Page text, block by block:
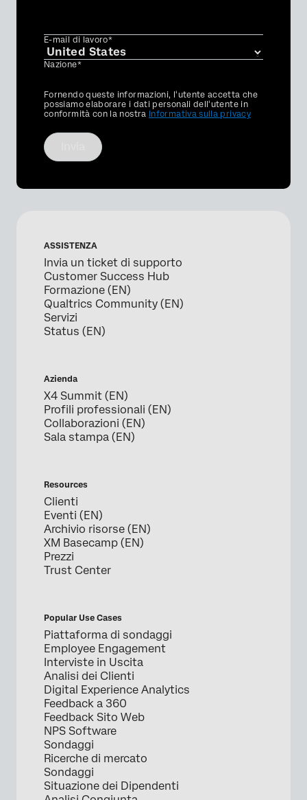
E-mail di lavoro*
Nazione*
Privacy
Optin
Fornendo queste informazioni, l'utente accetta che
possiamo elaborare i dati personali dell'utente in
conformità con la nostra Informativa sulla privacy
ASSISTENZA
Invia un ticket di supporto
Customer Success Hub
Formazione (EN)
Qualtrics Community (EN)
Servizi
Status (EN)
Azienda
X4 Summit (EN)
Profili professionali (EN)
Collaborazioni (EN)
Sala stampa (EN)
Resources
Clienti
Eventi (EN)
Archivio risorse (EN)
XM Basecamp (EN)
Prezzi
Trust Center
Popular Use Cases
Piattaforma di sondaggi
Employee Engagement
Interviste in Uscita
Analisi dei Clienti
Digital Experience Analytics
Feedback a 360
Feedback Sito Web
NPS Software
Sondaggi
Ricerche di mercato
Sondaggi
Situazione dei Dipendenti